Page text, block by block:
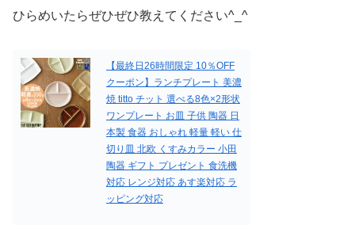
ひらめいたらぜひぜひ教えてください^_^
【最終日26時間限定 10％OFF
クーポン】ランチプレート 美濃
焼 titto チット 選べる8色×2形状
ワンプレート お皿 子供 陶器 日
本製 食器 おしゃれ 軽量 軽い 仕
切り皿 北欧 くすみカラー 小田
陶器 ギフト プレゼント 食洗機
対応 レンジ対応 あす楽対応 ラ
ッピング対応